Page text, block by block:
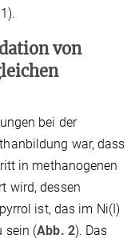
von
bei der
war, dass
in methanogenen
wird, dessen
ist, das im Ni(I)
sein (Abb. 2). Das